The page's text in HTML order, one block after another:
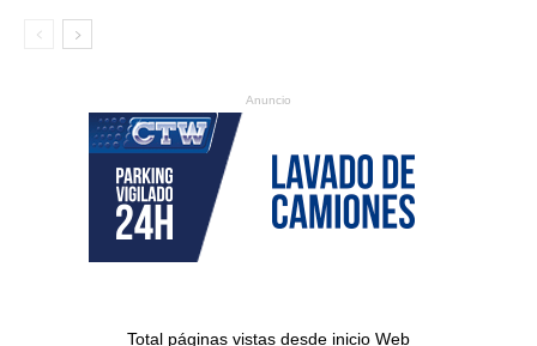
Anuncio
Total páginas vistas desde inicio Web